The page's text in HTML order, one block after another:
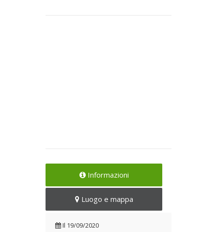
Informazioni
Luogo e mappa
Il 19/09/2020